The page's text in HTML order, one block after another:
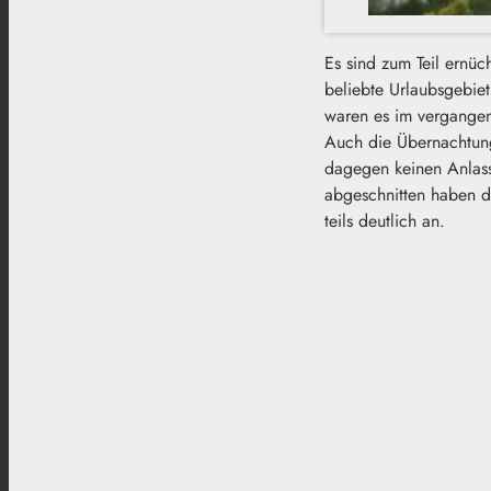
Es sind zum Teil
beliebte
waren es im
Auch die
dagegen keinen
abgeschnitten haben
teils deutlich an.